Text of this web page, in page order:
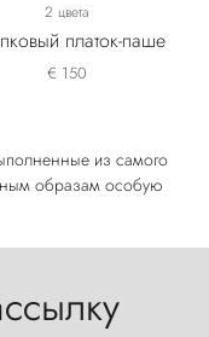
2 цвета
платок-паше
€ 150
из самого
образам особую